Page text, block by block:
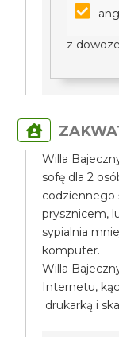
z
Willa
sofę dla 2
codziennego
prysznicem,
sypialnia
komputer.
Willa
Internetu,
drukarką i